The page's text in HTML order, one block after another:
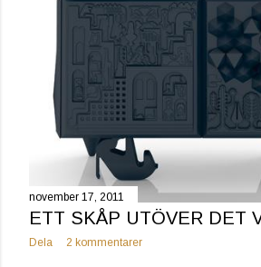
november 17, 2011
ETT SKÅP UTÖVER DET
Dela 2 kommentarer